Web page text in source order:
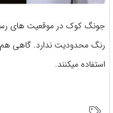
جونگ کوک در موقعیت های
رنگ محدودیت ندارد. گاهی هم
استفاده میکنند.